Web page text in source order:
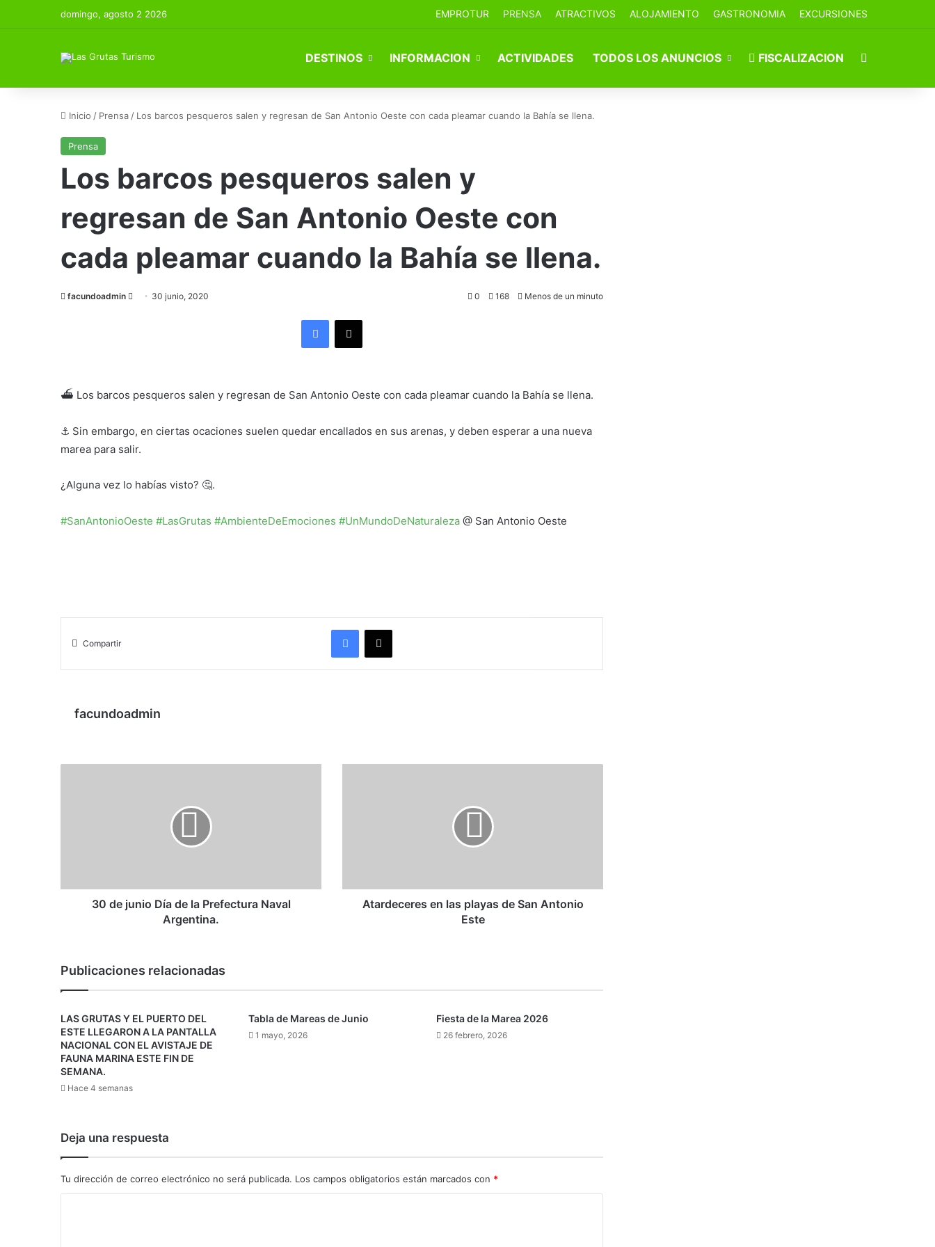
domingo, agosto 2 2026 EMPROTUR PRENSA ATRACTIVOS ALOJAMIENTO GASTRONOMIA EXCURSIONES
DESTINOS INFORMACION ACTIVIDADES TODOS LOS ANUNCIOS FISCALIZACION
Inicio / Prensa / Los barcos pesqueros salen y regresan de San Antonio Oeste con cada pleamar cuando la Bahía se llena.
Prensa
Los barcos pesqueros salen y
regresan de San Antonio Oeste con
cada pleamar cuando la Bahía se llena.
facundoadmin
Send 30 junio, 2020 0 168 Menos de un minuto
Facebook
X
⛴ Los barcos pesqueros salen y regresan de San Antonio Oeste con cada pleamar cuando la Bahía se llena.
⚓️ Sin embargo, en ciertas ocaciones suelen quedar encallados en sus arenas, y deben esperar a una nueva
marea para salir.
¿Alguna vez lo habías visto? 🤔.
#SanAntonioOeste #LasGrutas #AmbienteDeEmociones #UnMundoDeNaturaleza @ San Antonio Oeste
Compartir
Facebook
X
facundoadmin
30 de junio Día de la Prefectura Naval
Argentina.
Atardeceres en las playas de San Antonio
Este
Publicaciones relacionadas
LAS GRUTAS Y EL PUERTO DEL
ESTE LLEGARON A LA PANTALLA
NACIONAL CON EL AVISTAJE DE
FAUNA MARINA ESTE FIN DE
SEMANA.
Hace 4 semanas
Tabla de Mareas de Junio
1 mayo, 2026
Fiesta de la Marea 2026
26 febrero, 2026
Deja una respuesta
Tu dirección de correo electrónico no será publicada. Los campos obligatorios están marcados con *